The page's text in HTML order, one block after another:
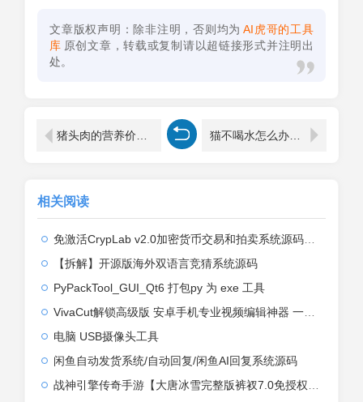
文章版权声明：除非注明，否则均为 AI虎哥的工具
库 原创文章，转载或复制请以超链接形式并注明出
处。
猪头肉的营养价值及功效（猪头肉吃了有什么好处） 猫不喝水怎么办（为什么我的猫不喝水，该怎么解决）
相关阅读
免激活CrypLab v2.0加密货币交易和拍卖系统源码，前台新增中文后台全部汉化
【拆解】开源版海外双语言竞猜系统源码
PyPackTool_GUI_Qt6 打包py 为 exe 工具
VivaCut解锁高级版 安卓手机专业视频编辑神器 一键式AI加持
电脑 USB摄像头工具
闲鱼自动发货系统/自动回复/闲鱼AI回复系统源码
战神引擎传奇手游【大唐冰雪完整版裤衩7.0免授权】2026整理特色服务端+寒冬之城+万象古城+天威大陆+大唐盛世【站长亲测】